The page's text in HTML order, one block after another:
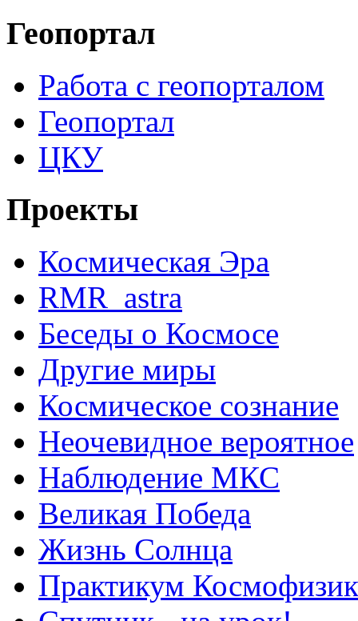
Геопортал
Работа с геопорталом
Геопортал
ЦКУ
Проекты
Космическая Эра
RMR_astra
Беседы о Космосе
Другие миры
Космическое сознание
Неочевидное вероятное
Наблюдение МКС
Великая Победа
Жизнь Солнца
Практикум